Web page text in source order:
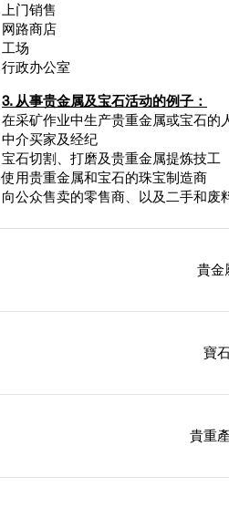
上门销售
网路商店
工场
行政办公室
3. 从事贵金属及宝石活动的例子：
在采矿作业中生产贵重金属或宝石的
中介买家及经纪
宝石切割、打磨及贵重金属提炼技工
使用贵重金属和宝石的珠宝制造商
向公众售卖的零售商、以及二手和废
貴金
寶
貴重